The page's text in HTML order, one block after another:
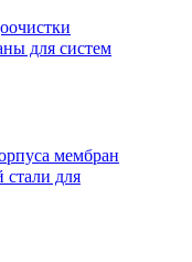
для систем
мембран
для